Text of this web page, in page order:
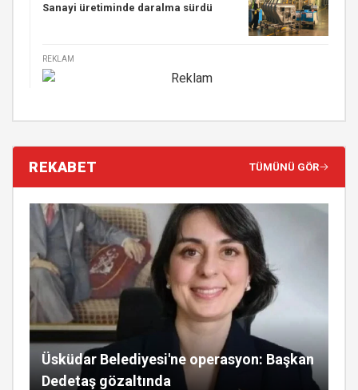
Sanayi üretiminde daralma sürdü
REKLAM
REKABET TÜMÜNÜ GÖR
Üsküdar Belediyesi'ne operasyon: Başkan
Dedetaş gözaltında